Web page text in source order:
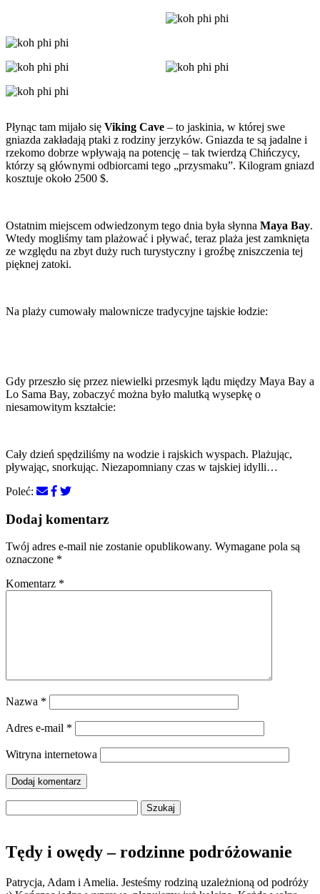
Płynąc tam mijało się Viking Cave – to jaskinia, w której swe
gniazda zakładają ptaki z rodziny jerzyków. Gniazda te są jadalne i
rzekomo dobrze wpływają na potencję – tak twierdzą Chińczycy,
którzy są głównymi odbiorcami tego „przysmaku”. Kilogram gniazd
kosztuje około 2500 $.
Ostatnim miejscem odwiedzonym tego dnia była słynna Maya Bay.
Wtedy mogliśmy tam plażować i pływać, teraz plaża jest zamknięta
ze względu na zbyt duży ruch turystyczny i groźbę zniszczenia tej
pięknej zatoki.
Na plaży cumowały malownicze tradycyjne tajskie łodzie:
Gdy przeszło się przez niewielki przesmyk lądu między Maya Bay a
Lo Sama Bay, zobaczyć można było malutką wysepkę o
niesamowitym kształcie:
Cały dzień spędziliśmy na wodzie i rajskich wyspach. Plażując,
pływając, snorkując. Niezapomniany czas w tajskiej idylli…
Poleć:
Dodaj komentarz
Twój adres e-mail nie zostanie opublikowany. Wymagane pola są
oznaczone *
Komentarz *
Nazwa *
Adres e-mail *
Witryna internetowa
Tędy i owędy – rodzinne podróżowanie
Patrycja, Adam i Amelia. Jesteśmy rodziną uzależnioną od podróży